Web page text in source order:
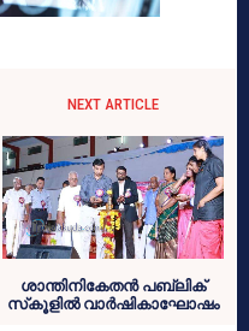
NEXT ARTICLE
ശാന്തിനികേതന്‍ പബ്ലിക്
സ്‌കൂളില്‍ വാര്‍ഷികാഘോഷം